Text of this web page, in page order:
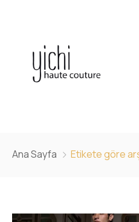
Ana Sayfa Etikete göre